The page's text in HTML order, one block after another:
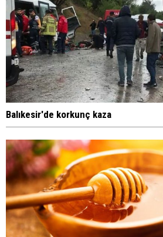
Balıkesir'de korkunç kaza